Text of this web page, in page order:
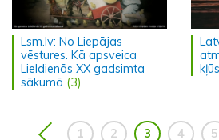
Lsm.lv: No Liepājas
vēstures. Kā apsveica
Lieldienās XX gadsimta
sākumā (3)
1 2 3 4 5